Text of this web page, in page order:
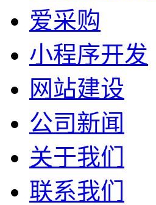
爱采购
小程序开发
网站建设
公司新闻
关于我们
联系我们